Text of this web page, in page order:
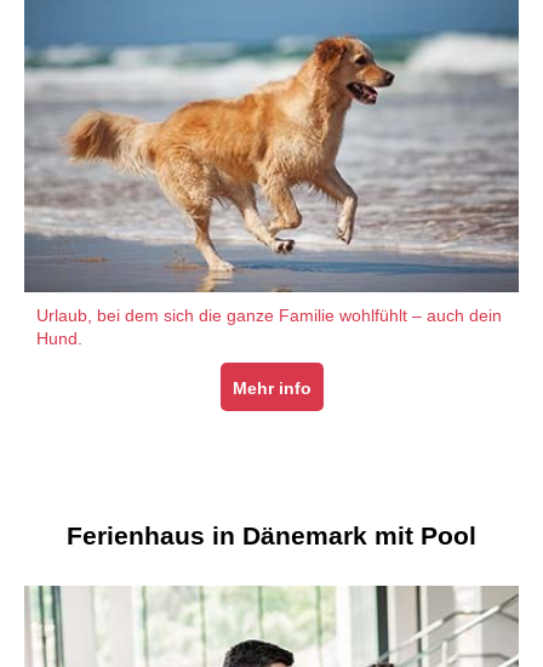
Urlaub, bei dem sich die ganze Familie wohlfühlt – auch dein
Hund.
Mehr info
Ferienhaus in Dänemark mit Pool